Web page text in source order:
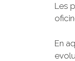
Les
En